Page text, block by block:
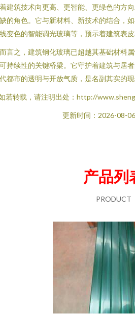
建筑技术向更高、更智能、更绿色的方
的角色。它与新材料、新技术的结合，
变色的智能调光玻璃等，预示着建筑表
言之，建筑钢化玻璃已超越其基础材料
持续性的关键桥梁。它守护着建筑与居
都市的透明与开放气质，是名副其实的
若转载，请注明出处：http://
更新时间：2026-08-
产品列
PRODUCT